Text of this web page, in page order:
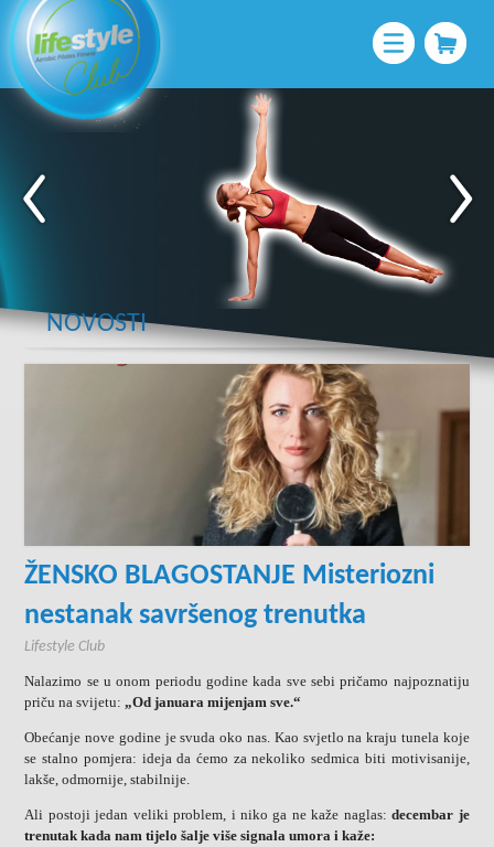
NOVOSTI
ŽENSKO BLAGOSTANJE Misteriozni
nestanak savršenog trenutka
Lifestyle Club
Nalazimo se u onom periodu godine kada sve sebi pričamo najpoznatiju
priču na svijetu:„Od januara mijenjam sve.“
Obećanje nove godine je svuda oko nas. Kao svjetlo na kraju tunela koje
se stalno pomjera: ideja da ćemo za nekoliko sedmica biti motivisanije,
lakše, odmornije, stabilnije.
Ali postoji jedan veliki problem, i niko ga ne kaže naglas:decembar je
trenutak kada nam tijelo šalje više signala umora i kaže: